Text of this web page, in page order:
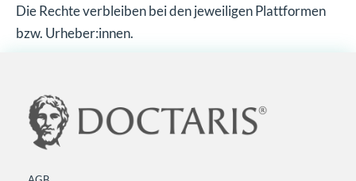
Die Rechte verbleiben bei den jeweiligen Plattformen
bzw. Urheber:innen.